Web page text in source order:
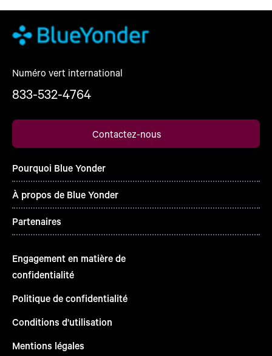
Numéro vert international
833-532-4764
Contactez-nous
Pourquoi Blue Yonder
À propos de Blue Yonder
Partenaires
Engagement en matière de
confidentialité
Politique de confidentialité
Conditions d'utilisation
Mentions légales